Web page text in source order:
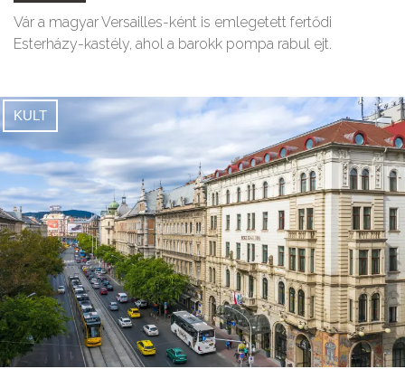
Vár a magyar Versailles-ként is emlegetett fertődi
Esterházy-kastély, ahol a barokk pompa rabul ejt.
KULT